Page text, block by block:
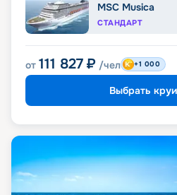
MSC Musica
СТАНДАРТ
от 111 827 ₽ /чел +1 000
Выбрать